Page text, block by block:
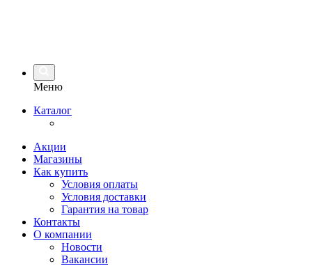
Меню
Каталог
Акции
Магазины
Как купить
Условия оплаты
Условия доставки
Гарантия на товар
Контакты
О компании
Новости
Вакансии